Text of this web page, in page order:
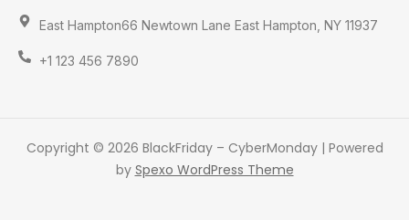
East Hampton66 Newtown Lane East Hampton, NY 11937
+1 123 456 7890
Copyright © 2026 BlackFriday – CyberMonday | Powered
by Spexo WordPress Theme